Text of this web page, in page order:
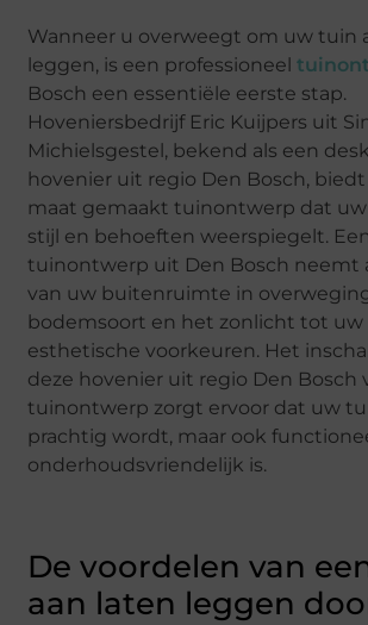
Wanneer u overweegt om uw tuin
leggen, is een professioneel
Bosch een essentiële eerste stap.
Hoveniersbedrijf Eric Kuijpers uit
Michielsgestel, bekend als een
hovenier uit regio Den Bosch,
maat gemaakt tuinontwerp dat
stijl en behoeften weerspiegelt.
tuinontwerp uit Den Bosch neemt
van uw buitenruimte in
bodemsoort en het zonlicht tot uw
esthetische voorkeuren. Het
deze hovenier uit regio Den Bosch
tuinontwerp zorgt ervoor dat uw
prachtig wordt, maar ook
onderhoudsvriendelijk is.
De voordelen van
aan laten leggen